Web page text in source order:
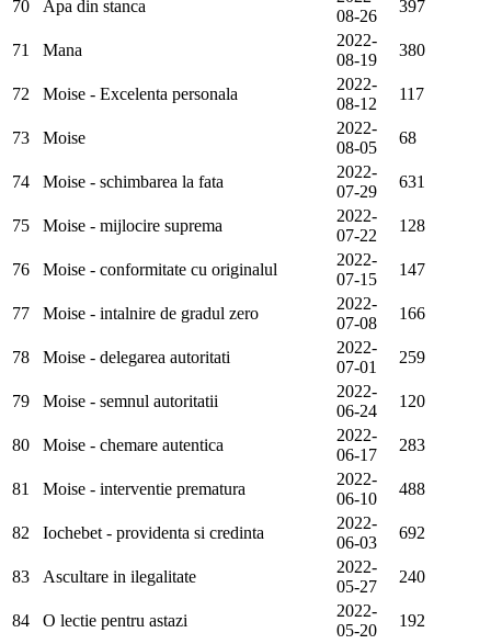
70 Apa din stanca
08-26
397
71 Mana
2022-
08-19
380
72 Moise - Excelenta personala
2022-
08-12
117
73 Moise
2022-
08-05
68
74 Moise - schimbarea la fata
2022-
07-29
631
75 Moise - mijlocire suprema
2022-
07-22
128
76 Moise - conformitate cu originalul
2022-
07-15
147
77 Moise - intalnire de gradul zero
2022-
07-08
166
78 Moise - delegarea autoritati
2022-
07-01
259
79 Moise - semnul autoritatii
2022-
06-24
120
80 Moise - chemare autentica
2022-
06-17
283
81 Moise - interventie prematura
2022-
06-10
488
82 Iochebet - providenta si credinta
2022-
06-03
692
83 Ascultare in ilegalitate
2022-
05-27
240
84 O lectie pentru astazi
2022-
05-20
192